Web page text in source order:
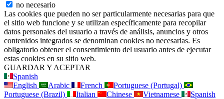
no necesario
Las cookies que pueden no ser particularmente necesarias para que
el sitio web funcione y se utilizan específicamente para recopilar
datos personales del usuario a través de análisis, anuncios y otros
contenidos integrados se denominan cookies no necesarias. Es
obligatorio obtener el consentimiento del usuario antes de ejecutar
estas cookies en su sitio web.
GUARDAR Y ACEPTAR
Spanish
English
Arabic French
Portuguese (Portugal)
Portuguese (Brazil)
Italian Chinese Vietnamese
Spanish